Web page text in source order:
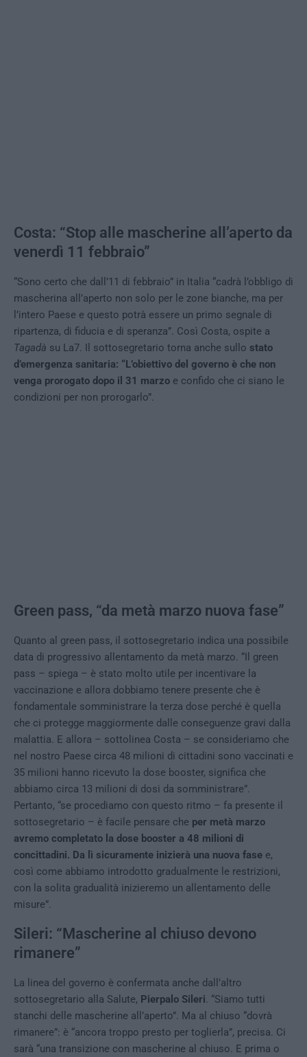
Costa: “Stop alle mascherine all’aperto da
venerdì 11 febbraio”
“Sono certo che dall’11 di febbraio” in Italia “cadrà l’obbligo di
mascherina all’aperto non solo per le zone bianche, ma per
l’intero Paese e questo potrà essere un primo segnale di
ripartenza, di fiducia e di speranza”. Così Costa, ospite a
Tagadà su La7. Il sottosegretario torna anche sullo stato
d’emergenza sanitaria: “L’obiettivo del governo è che non
venga prorogato dopo il 31 marzo e confido che ci siano le
condizioni per non prorogarlo”.
Green pass, “da metà marzo nuova fase”
Quanto al green pass, il sottosegretario indica una possibile
data di progressivo allentamento da metà marzo. “Il green
pass – spiega – è stato molto utile per incentivare la
vaccinazione e allora dobbiamo tenere presente che è
fondamentale somministrare la terza dose perché è quella
che ci protegge maggiormente dalle conseguenze gravi dalla
malattia. E allora – sottolinea Costa – se consideriamo che
nel nostro Paese circa 48 milioni di cittadini sono vaccinati e
35 milioni hanno ricevuto la dose booster, significa che
abbiamo circa 13 milioni di dosi da somministrare”.
Pertanto, “se procediamo con questo ritmo – fa presente il
sottosegretario – è facile pensare che per metà marzo
avremo completato la dose booster a 48 milioni di
concittadini. Da lì sicuramente inizierà una nuova fase e,
così come abbiamo introdotto gradualmente le restrizioni,
con la solita gradualità inizieremo un allentamento delle
misure”.
Sileri: “Mascherine al chiuso devono
rimanere”
La linea del governo è confermata anche dall’altro
sottosegretario alla Salute, Pierpalo Sileri. “Siamo tutti
stanchi delle mascherine all’aperto”. Ma al chiuso “dovrà
rimanere”: è “ancora troppo presto per toglierla”, precisa. Ci
sarà “una transizione con mascherine al chiuso. E prima o